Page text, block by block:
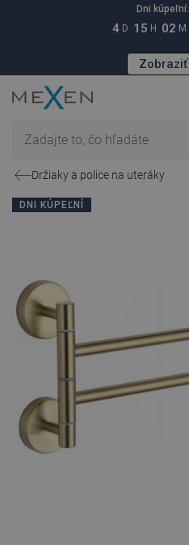
Dni kúpeľní:
4 D 15 H 02 M
Zobraziť
Držiaky a police na uteráky
DNI KÚPEĽNÍ